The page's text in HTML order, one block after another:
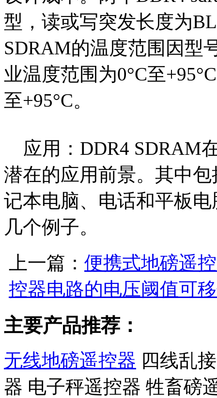
型，读或写突发长度为
SDRAM的温度范围因型
业温度范围为0°C至
至+95°C。
应用：DDR4 SDRAM
潜在的应用前景。其中
记本电脑、电话和平板
几个例子。
上一篇： 便携式地磅遥
控器电路的电压阈值可
主要产品推荐：
无线地磅遥控器 四线乱
器 电子秤遥控器 牲畜磅